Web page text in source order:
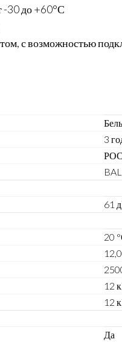
-30 до +60°С
с возможностью
3
61
20
12
12
Да